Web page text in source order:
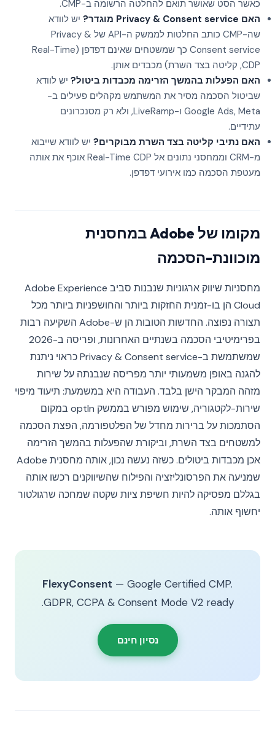
כאשר הסט שאושר תואם להחלטה הרשומה ב-CMP.
האם Privacy & Consent service מוגדר?
יש לוודא
שה-CMP כותב החלטות לממשק ה-API של Privacy &
Consent service כך שמשטחים שאינם דפדפן (Real-Time
CDP, קליטה בצד השרת) מכבדים אותן.
האם הפעלות בהמשך הזרימה מכבדות ביטול? יש לוודא
שביטול הסכמה מסיר את המשתמש מקהלים פעילים ב-
Google Ads, Meta ו-LiveRamp, ולא רק מסנכרונים
עתידיים.
האם נתיבי קליטה בצד השרת מבוקרים? יש לוודא שייבוא
מ-CRM וממחסני נתונים אל Real-Time CDP אוכף את אותה
מעטפת הסכמה כמו אירועי דפדפן.
מקומו של Adobe במחסנית
מוכוונת-הסכמה
מחסניות שיווק ארגוניות שנבנות סביב Adobe Experience
Cloud הן בו-זמנית החזקות ביותר והחושפניות ביותר מכל
תצורה נפוצה. החדשות הטובות הן ש-Adobe השקיעה רבות
בפרימיטיבי הסכמה בשנתיים האחרונות, ופריסה ב-2026
שמשתמשת ב-Privacy & Consent service כראוי ניתנת
להגנה באופן משמעותי יותר מפריסה שנבנתה על שירות
מזהה המבקר הישן בלבד. העבודה היא במשמעת: תיעוד מיפוי
שירות-לקטגוריה, שימוש מפורש בממשק optIn במקום
הסתמכות על ברירות מחדל של הפלטפורמה, הפצת הסכמה
למשטחים בצד השרת, וביקורת שהפעלות בהמשך הזרימה
אכן מכבדות ביטולים. כשזה נעשה נכון, אותה מחסנית Adobe
שמניעה את הפרסונליזציה והפילוח שהשיווקנים רכשו אותה
בגללם מפסיקה להיות חשיפת ציות שקטה שמחכה שרגולטור
יחשוף אותה.
FlexyConsent — Google Certified CMP.
GDPR, CCPA & Consent Mode V2 ready.
נסיון חינם